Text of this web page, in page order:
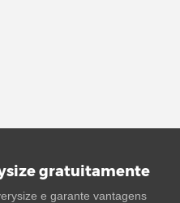
gratuitamente
e garante vantagens